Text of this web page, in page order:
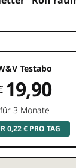
Testabo
19,90
für 3 Monate
0,22 € PRO TAG